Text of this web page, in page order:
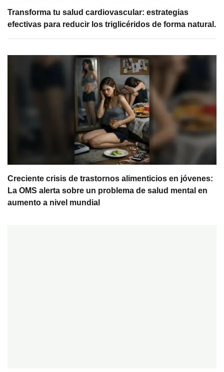
Transforma tu salud cardiovascular: estrategias
efectivas para reducir los triglicéridos de forma natural.
Creciente crisis de trastornos alimenticios en jóvenes:
La OMS alerta sobre un problema de salud mental en
aumento a nivel mundial